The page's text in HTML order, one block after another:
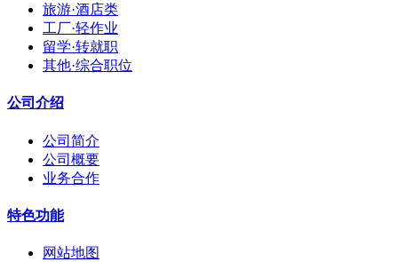
旅游·酒店类
工厂·轻作业
留学·转就职
其他·综合职位
公司介绍
公司简介
公司概要
业务合作
特色功能
网站地图